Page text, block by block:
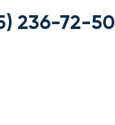
236-72-50